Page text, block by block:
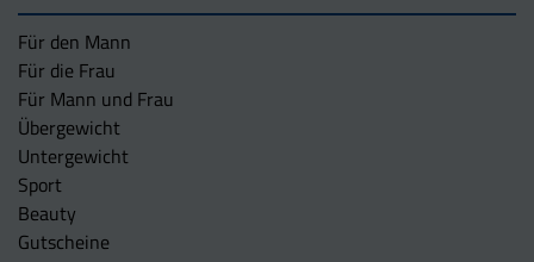
Für den Mann
Für die Frau
Für Mann und Frau
Übergewicht
Untergewicht
Sport
Beauty
Gutscheine